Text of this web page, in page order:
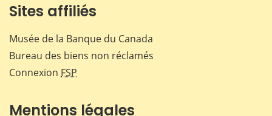
Sites affiliés
Musée de la Banque du Canada
Bureau des biens non réclamés
Connexion FSP
Mentions légales